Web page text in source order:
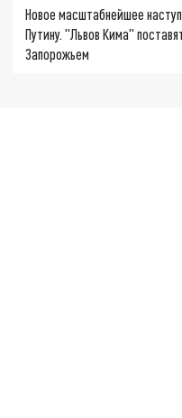
Новое масштабнейшее
Путину. "Львов Кима"
Запорожьем